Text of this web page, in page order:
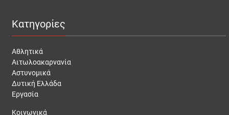
Κατηγορίες
Αθλητικά
Αιτωλοακαρνανία
Αστυνομικά
Δυτική Ελλάδα
Εργασία
Κοινωνικά